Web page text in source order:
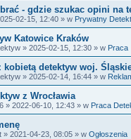
- gdzie szukac opini na
02-15, 12:40 » w Prywatny
Katowice Kraków
» 2025-02-15, 12:30 » w Praca
kobietą detektyw woj.
» 2025-02-14, 16:44 » w
z Wrocławia
» 2022-06-10, 12:43 » w Praca
» 2021-04-23, 08:05 » w Ogłoszenia